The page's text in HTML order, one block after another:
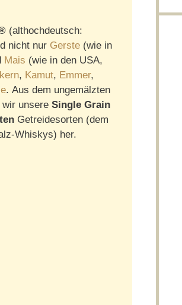
(althochdeutsch:
nicht nur Gerste (wie in
Mais (wie in den USA,
, Kamut, Emmer,
. Aus dem ungemälzten
wir unsere Single Grain
Getreidesorten (dem
Whiskys) her.